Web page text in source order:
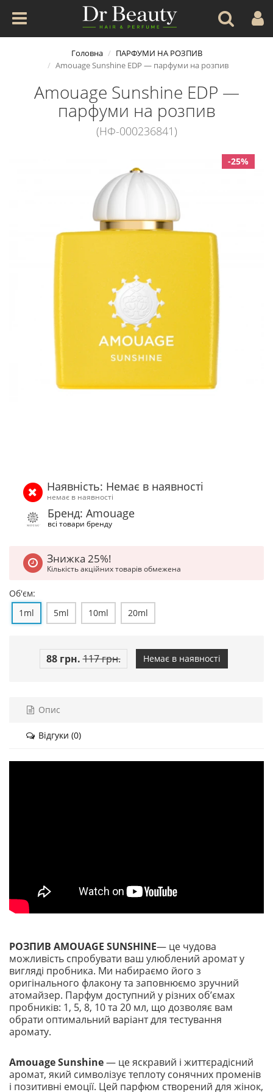
Головна
ПАРФУМИ НА РОЗПИВ
Amouage Sunshine EDP — парфуми на розпив
Amouage Sunshine EDP —
парфуми на розпив
(НФ-000236841)
-25%
Наявність: Немає в наявності
немає в наявності
Бренд: Amouage
всі товари бренду
Знижка 25%!
Кількість акційних товарів обмежена
Об'єм:
1ml
5ml 10ml 20ml
88 грн. 117 грн. Немає в наявності
Опис
Відгуки (0)
РОЗПИВ AMOUAGE SUNSHINE— це чудова
можливість спробувати ваш улюблений аромат у
вигляді пробника. Ми набираємо його з
оригінального флакону та заповнюємо зручний
атомайзер. Парфум доступний у різних обʼємах
пробників: 1, 5, 8, 10 та 20 мл, що дозволяє вам
обрати оптимальний варіант для тестування
аромату.
Amouage Sunshine— це яскравий і життєрадісний
аромат, який символізує теплоту сонячних променів
і позитивні емоції. Цей парфюм створений для жінок,